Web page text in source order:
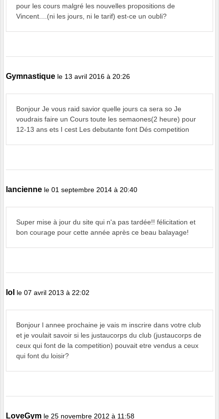
pour les cours malgré les nouvelles propositions de
Vincent....(ni les jours, ni le tarif) est-ce un oubli?
Gymnastique le 13 avril 2016 à 20:26
Bonjour Je vous raid savior quelle jours ca sera so Je
voudrais faire un Cours toute les semaones(2 heure) pour
12-13 ans ets I cest Les debutante font Dés competition
lancienne le 01 septembre 2014 à 20:40
Super mise à jour du site qui n'a pas tardée!! félicitation et
bon courage pour cette année après ce beau balayage!
lol le 07 avril 2013 à 22:02
Bonjour l annee prochaine je vais m inscrire dans votre club
et je voulait savoir si les justaucorps du club (justaucorps de
ceux qui font de la competition) pouvait etre vendus a ceux
qui font du loisir?
LoveGym le 25 novembre 2012 à 11:58